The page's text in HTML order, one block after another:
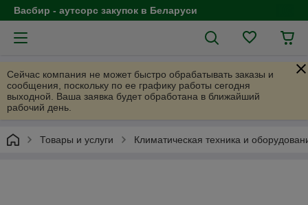
Васбир - аутсорс закупок в Беларуси
Сейчас компания не может быстро обрабатывать заказы и
сообщения, поскольку по ее графику работы сегодня
выходной. Ваша заявка будет обработана в ближайший
рабочий день.
Товары и услуги Климатическая техника и